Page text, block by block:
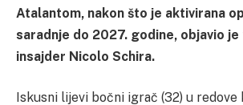
Atalantom, nakon što je aktivirana
saradnje do 2027. godine, objavio
insajder Nicolo Schira.
Iskusni lijevi bočni igrač (32) u redove